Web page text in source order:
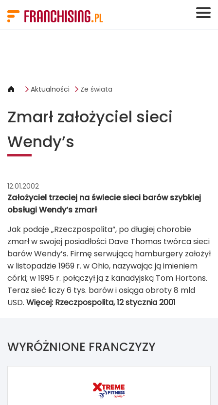
Aktualności Ze świata
Zmarł założyciel sieci
Wendy’s
12.01.2002
Założyciel trzeciej na świecie sieci barów szybkiej
obsługi Wendy’s zmarł
Jak podaje „Rzeczpospolita”, po długiej chorobie
zmarł w swojej posiadłości Dave Thomas twórca sieci
barów Wendy’s. Firmę serwującą hamburgery założył
w listopadzie 1969 r. w Ohio, nazywając ją imieniem
córki; w 1995 r. połączył ją z kanadyjską Tom Hortons.
Teraz sieć liczy 6 tys. barów i osiąga obroty 8 mld
USD. Więcej: Rzeczpospolita, 12 stycznia 2001
WYRÓŻNIONE FRANCZYZY